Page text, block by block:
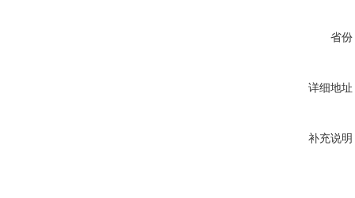
省份
详细地址
补充说明